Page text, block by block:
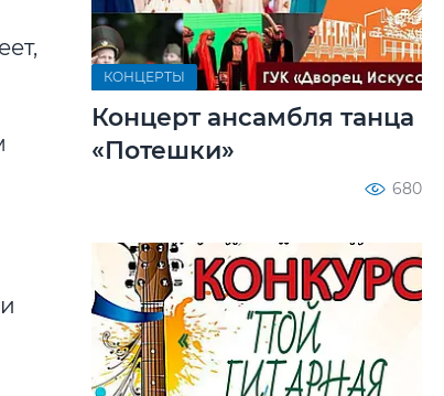
КОНЦЕРТЫ
Концерт ансамбля танца
«Потешки»
680